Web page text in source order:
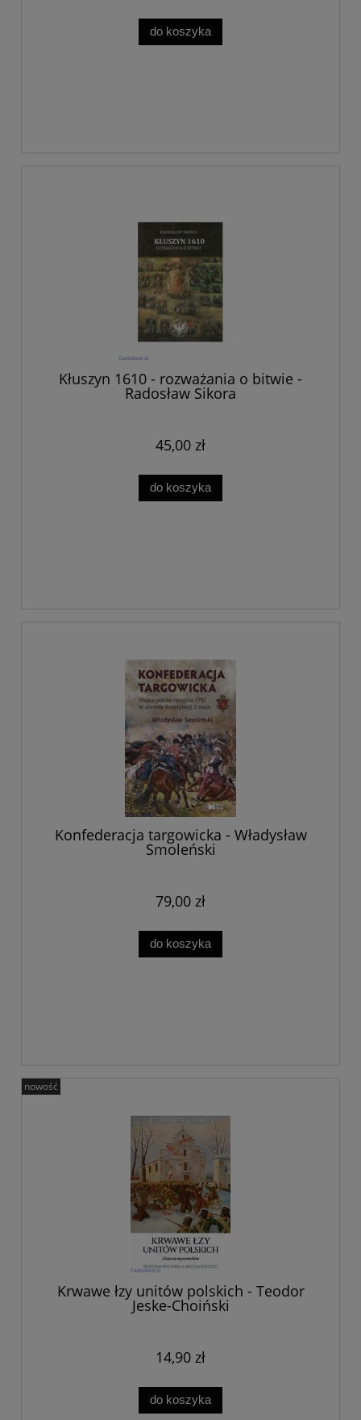
do koszyka
Kłuszyn 1610 - rozważania o bitwie -
Radosław Sikora
45,00 zł
do koszyka
Konfederacja targowicka - Władysław
Smoleński
79,00 zł
do koszyka
Krwawe łzy unitów polskich - Teodor
Jeske-Choiński
14,90 zł
do koszyka
nowość